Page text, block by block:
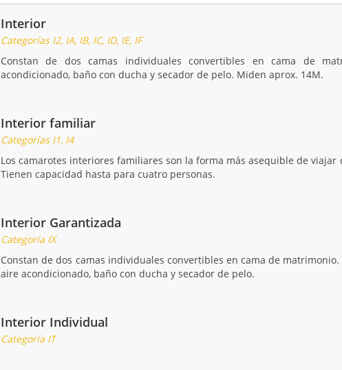
Interior
Categorías I2, IA, IB, IC, ID, IE, IF
Constan de dos camas individuales convertibles en cama de
acondicionado, baño con ducha y secador de pelo. Miden aprox. 14M.
Interior familiar
Categorías I1, I4
Los camarotes interiores familiares son la forma más asequible de
Tienen capacidad hasta para cuatro personas.
Interior Garantizada
Categoría IX
Constan de dos camas individuales convertibles en cama de
aire acondicionado, baño con ducha y secador de pelo.
Interior Individual
Categoría IT